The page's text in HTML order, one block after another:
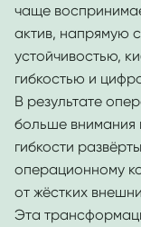
чаще
актив, напрямую
устойчивостью,
гибкостью и
В результате
больше внимания
гибкости
операционному
от жёстких
Эта